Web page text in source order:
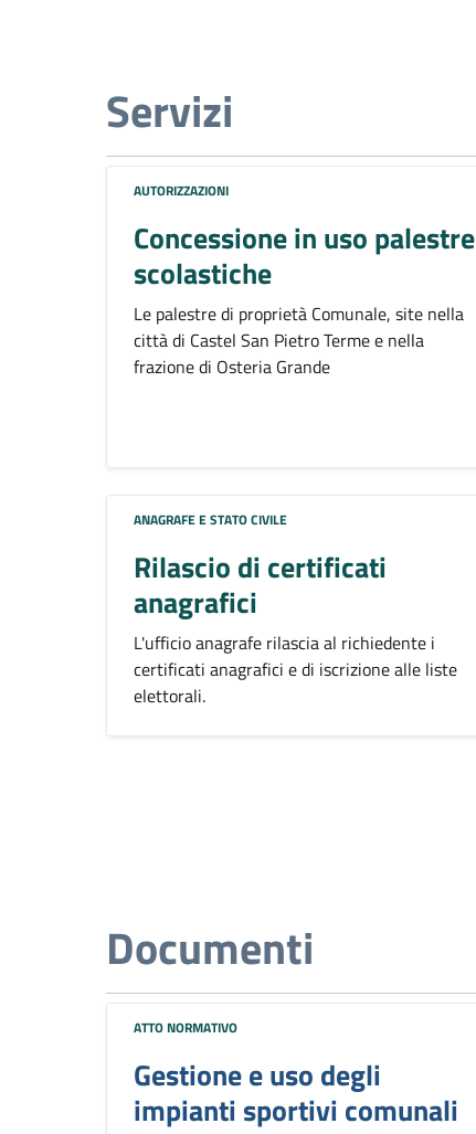
Servizi
AUTORIZZAZIONI
Concessione in uso palestre
scolastiche
Le palestre di proprietà Comunale, site nella
città di Castel San Pietro Terme e nella
frazione di Osteria Grande
ANAGRAFE E STATO CIVILE
Rilascio di certificati
anagrafici
L'ufficio anagrafe rilascia al richiedente i
certificati anagrafici e di iscrizione alle liste
elettorali.
Documenti
ATTO NORMATIVO
Gestione e uso degli
impianti sportivi comunali